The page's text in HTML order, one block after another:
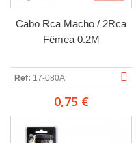
Cabo Rca Macho / 2Rca
Fêmea 0.2M
Ref: 17-080A
0,75 €